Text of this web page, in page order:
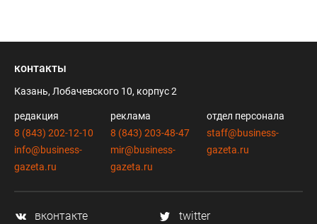
контакты
Казань, Лобачевского 10, корпус 2
редакция
8 (843) 202-12-10
info@business-
gazeta.ru
реклама
8 (843) 203-48-47
mir@business-
gazeta.ru
отдел персонала
staff@business-
gazeta.ru
вконтакте
twitter